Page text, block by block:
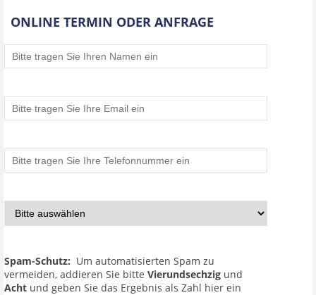
ONLINE TERMIN ODER ANFRAGE
Spam-Schutz: Um automatisierten Spam zu
vermeiden, addieren Sie bitte Vierundsechzig und
Acht und geben Sie das Ergebnis als Zahl hier ein